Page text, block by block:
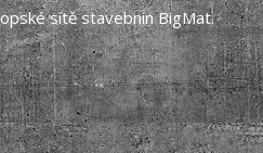
sítě stavebninBigMat.